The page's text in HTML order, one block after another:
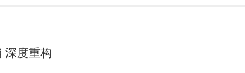
深度重构